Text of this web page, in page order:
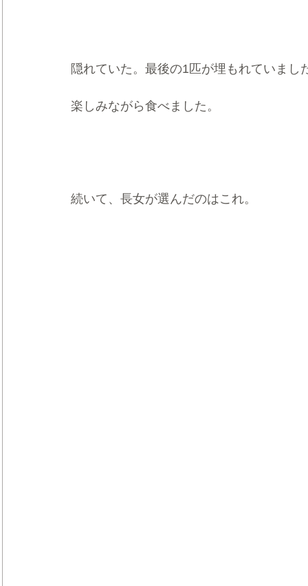
隠れていた。最後の1匹が埋もれていまし
楽しみながら食べました。
続いて、長女が選んだのはこれ。